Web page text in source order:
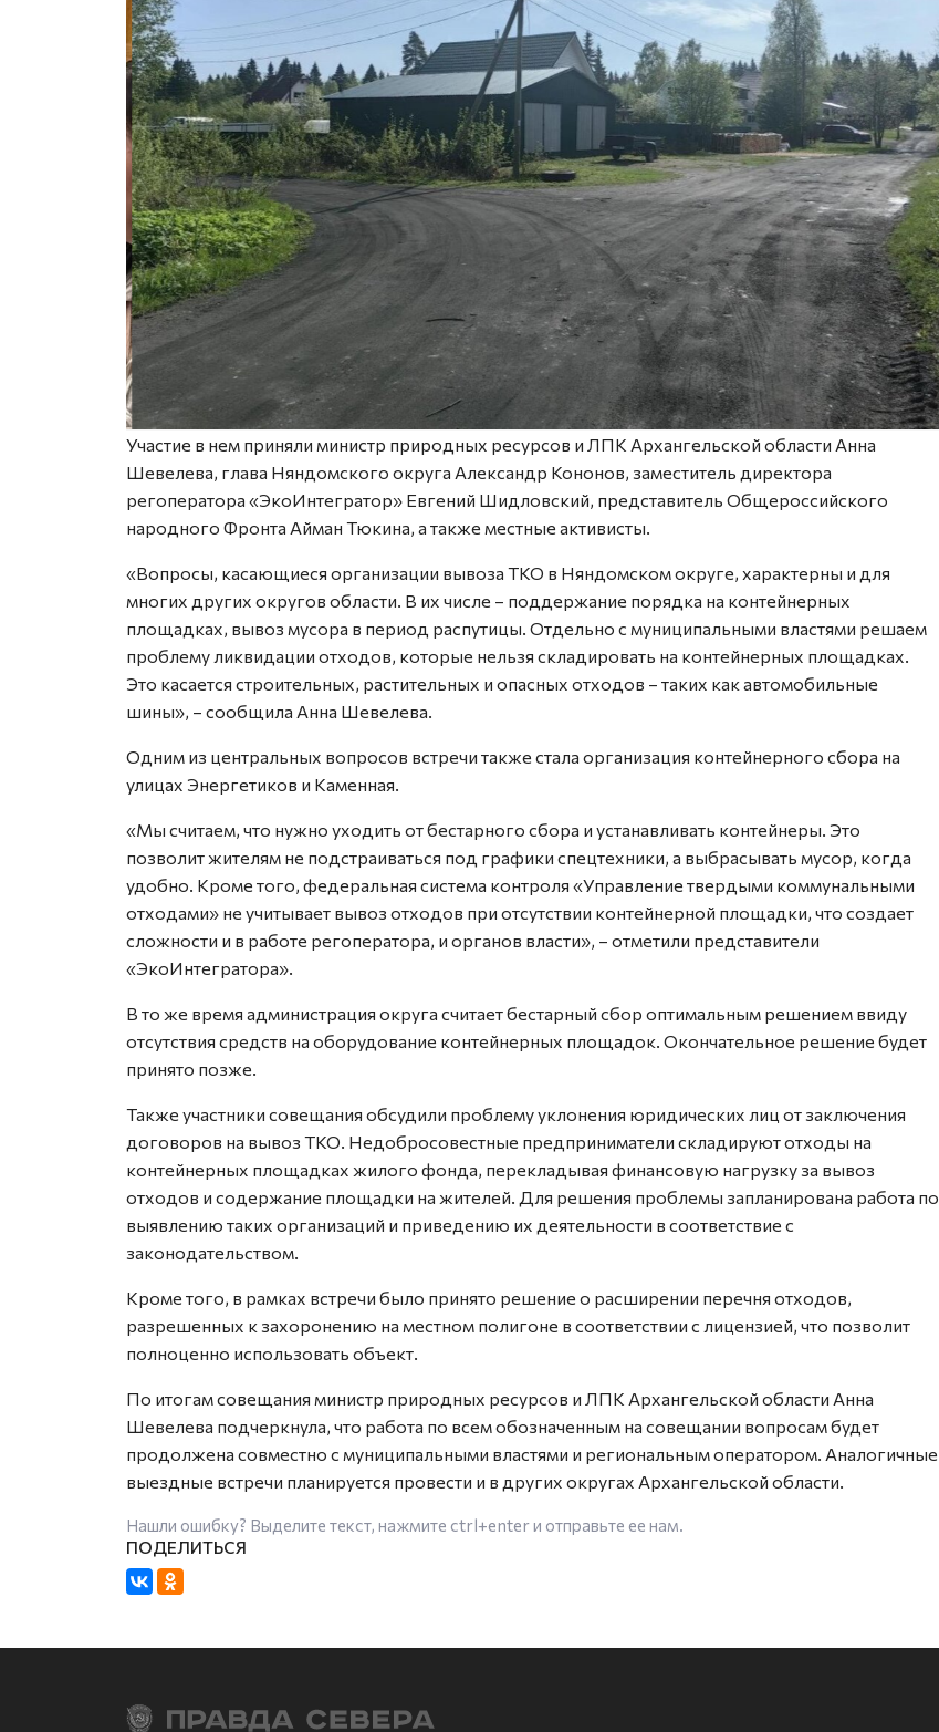
Участие в нем приняли министр природных ресурсов и ЛПК Архангельской области Анна
Шевелева, глава Няндомского округа Александр Кононов, заместитель директора
регоператора «ЭкоИнтегратор» Евгений Шидловский, представитель Общероссийского
народного Фронта Айман Тюкина, а также местные активисты.
«Вопросы, касающиеся организации вывоза ТКО в Няндомском округе, характерны и для
многих других округов области. В их числе – поддержание порядка на контейнерных
площадках, вывоз мусора в период распутицы. Отдельно с муниципальными властями решаем
проблему ликвидации отходов, которые нельзя складировать на контейнерных площадках.
Это касается строительных, растительных и опасных отходов – таких как автомобильные
шины», – сообщила Анна Шевелева.
Одним из центральных вопросов встречи также стала организация контейнерного сбора на
улицах Энергетиков и Каменная.
«Мы считаем, что нужно уходить от бестарного сбора и устанавливать контейнеры. Это
позволит жителям не подстраиваться под графики спецтехники, а выбрасывать мусор, когда
удобно. Кроме того, федеральная система контроля «Управление твердыми коммунальными
отходами» не учитывает вывоз отходов при отсутствии контейнерной площадки, что создает
сложности и в работе регоператора, и органов власти», – отметили представители
«ЭкоИнтегратора».
В то же время администрация округа считает бестарный сбор оптимальным решением ввиду
отсутствия средств на оборудование контейнерных площадок. Окончательное решение будет
принято позже.
Также участники совещания обсудили проблему уклонения юридических лиц от заключения
договоров на вывоз ТКО. Недобросовестные предприниматели складируют отходы на
контейнерных площадках жилого фонда, перекладывая финансовую нагрузку за вывоз
отходов и содержание площадки на жителей. Для решения проблемы запланирована работа по
выявлению таких организаций и приведению их деятельности в соответствие с
законодательством.
Кроме того, в рамках встречи было принято решение о расширении перечня отходов,
разрешенных к захоронению на местном полигоне в соответствии с лицензией, что позволит
полноценно использовать объект.
По итогам совещания министр природных ресурсов и ЛПК Архангельской области Анна
Шевелева подчеркнула, что работа по всем обозначенным на совещании вопросам будет
продолжена совместно с муниципальными властями и региональным оператором. Аналогичные
выездные встречи планируется провести и в других округах Архангельской области.
Нашли ошибку? Выделите текст, нажмите ctrl+enterи отправьте ее нам.